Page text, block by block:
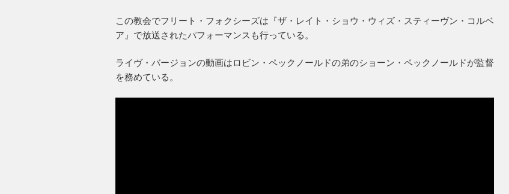
この教会でフリート・フォクシーズは『ザ・レイト・ショウ・ウィズ・スティーヴン・コルベ
ア』で放送されたパフォーマンスも行っている。
ライヴ・バージョンの動画はロビン・ペックノールドの弟のショーン・ペックノールドが監督
を務めている。